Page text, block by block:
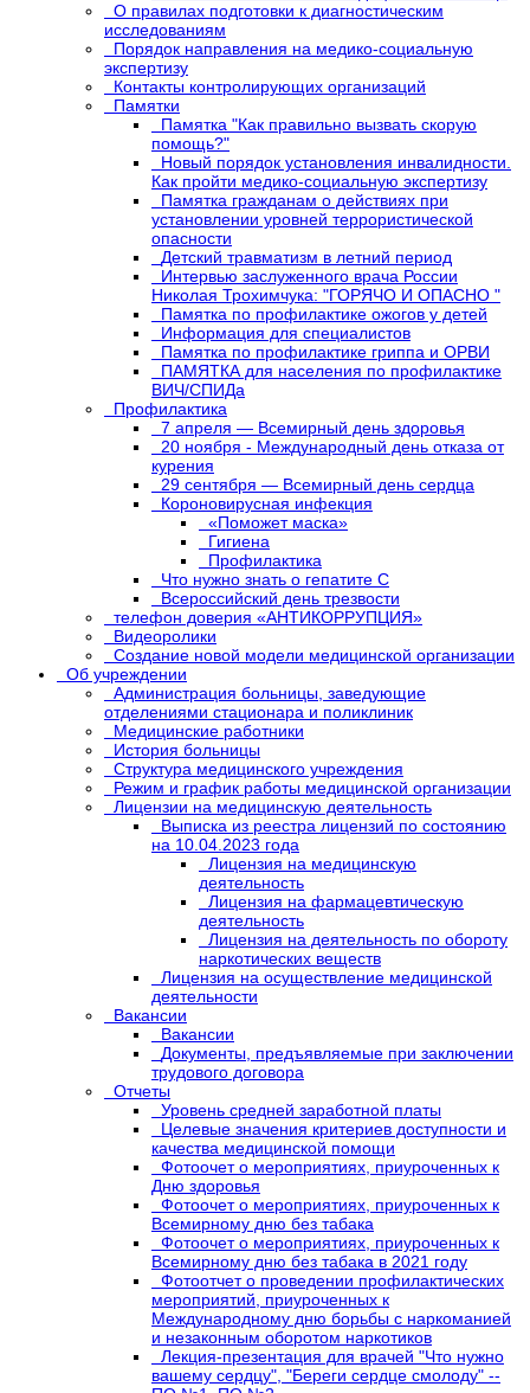
О правилах подготовки к диагностическим
исследованиям
Порядок направления на медико-социальную
экспертизу
Контакты контролирующих организаций
Памятки
Памятка "Как правильно вызвать скорую
помощь?"
Новый порядок установления инвалидности.
Как пройти медико-социальную экспертизу
Памятка гражданам о действиях при
установлении уровней террористической
опасности
Детский травматизм в летний период
Интервью заслуженного врача России
Николая Трохимчука: "ГОРЯЧО И ОПАСНО "
Памятка по профилактике ожогов у детей
Информация для специалистов
Памятка по профилактике гриппа и ОРВИ
ПАМЯТКА для населения по профилактике
ВИЧ/СПИДа
Профилактика
7 апреля — Всемирный день здоровья
20 ноября - Международный день отказа от
курения
29 сентября — Всемирный день сердца
Короновирусная инфекция
«Поможет маска»
Гигиена
Профилактика
Что нужно знать о гепатите C
Всероссийский день трезвости
телефон доверия «АНТИКОРРУПЦИЯ»
Видеоролики
Создание новой модели медицинской организации
Об учреждении
Администрация больницы, заведующие
отделениями стационара и поликлиник
Медицинские работники
История больницы
Структура медицинского учреждения
Режим и график работы медицинской организации
Лицензии на медицинскую деятельность
Выписка из реестра лицензий по состоянию
на 10.04.2023 года
Лицензия на медицинскую
деятельность
Лицензия на фармацевтическую
деятельность
Лицензия на деятельность по обороту
наркотических веществ
Лицензия на осуществление медицинской
деятельности
Вакансии
Вакансии
Документы, предъявляемые при заключении
трудового договора
Отчеты
Уровень средней заработной платы
Целевые значения критериев доступности и
качества медицинской помощи
Фотоочет о мероприятиях, приуроченных к
Дню здоровья
Фотоочет о мероприятиях, приуроченных к
Всемирному дню без табака
Фотоочет о мероприятиях, приуроченных к
Всемирному дню без табака в 2021 году
Фотоотчет о проведении профилактических
мероприятий, приуроченных к
Международному дню борьбы с наркоманией
и незаконным оборотом наркотиков
Лекция-презентация для врачей "Что нужно
вашему сердцу", "Береги сердце смолоду" --